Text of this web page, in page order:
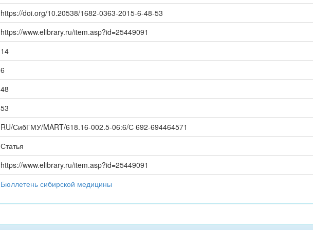
https://doi.org/10.20538/1682-0363-2015-6-48-53
https://www.elibrary.ru/item.asp?id=25449091
14
6
48
53
RU/СибГМУ/MART/618.16-002.5-06:6/С 692-694464571
Статья
https://www.elibrary.ru/item.asp?id=25449091
Бюллетень сибирской медицины